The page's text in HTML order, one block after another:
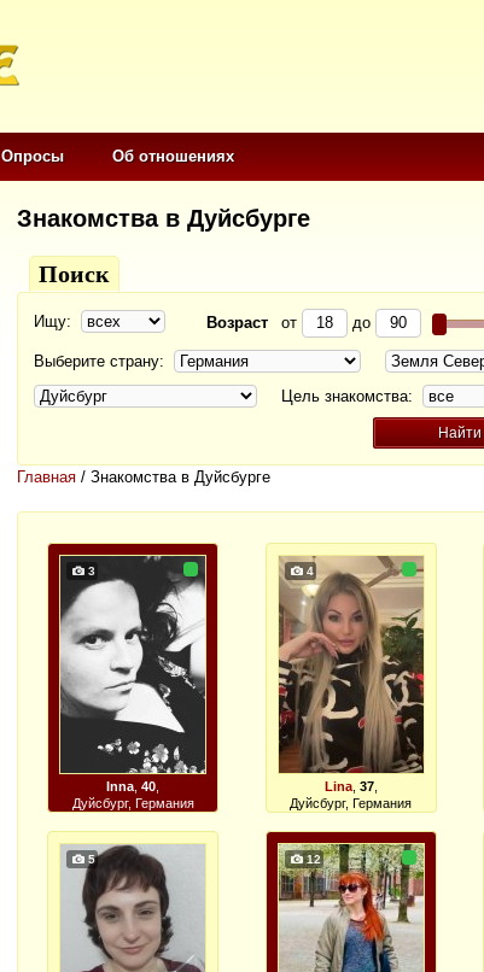
Опросы Об отношениях
Знакомства в Дуйсбурге
Поиск
Ищу: Возраст от до
Выберите страну:
Цель знакомства:
Главная / Знакомства в Дуйсбурге
3
Inna ,40
Дуйсбург, Германия
4
Lina, 37,
Дуйсбург, Германия
5 12